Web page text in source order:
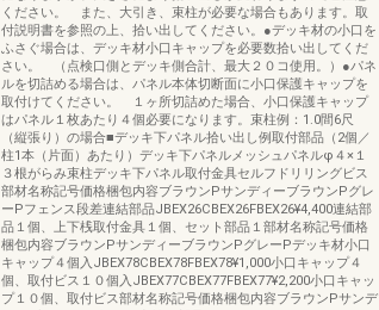
ください。 また、大引き、束柱が必要な場合もあります。取
付説明書を参照の上、拾い出してください。●デッキ材の小口を
ふさぐ場合は、デッキ材小口キャップを必要数拾い出してくだ
さい。 （点検口側とデッキ側合計、最大２０コ使用。）●パネ
ルを切詰める場合は、パネル本体切断面に小口保護キャップを
取付けてください。 １ヶ所切詰めた場合、小口保護キャップ
はパネル１枚あたり４個必要になります。束柱例：1.0間6尺
（縦張り）の場合■デッキ下パネル拾い出し例取付部品（2個／
柱1本（片面）あたり）デッキ下パネルメッシュパネルφ４×１
３根がらみ束柱デッキ下パネル取付金具セルフドリリングビス
部材名称記号価格梱包内容ブラウンPサンディーブラウンPグレ
ーPフェンス段差連結部品JBEX26CBEX26FBEX26¥4,400連結部
品１個、上下桟取付金具１個、セット部品１部材名称記号価格
梱包内容ブラウンPサンディーブラウンPグレーPデッキ材小口
キャップ４個入JBEX78CBEX78FBEX78¥1,000小口キャップ４
個、取付ビス１０個入JBEX77CBEX77FBEX77¥2,200小口キャッ
プ１０個、取付ビス部材名称記号価格梱包内容ブラウンPサンデ